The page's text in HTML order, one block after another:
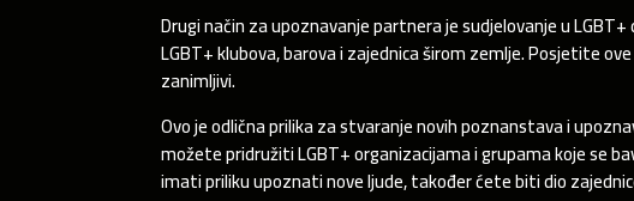
Drugi način za upoznavanje partnera je sudjelovanje u
LGBT+ klubova, barova i zajednica širom zemlje. Posjetite
zanimljivi.
Ovo je odlična prilika za stvaranje novih poznanstava i
možete pridružiti LGBT+ organizacijama i grupama koje se
imati priliku upoznati nove ljude, također ćete biti dio